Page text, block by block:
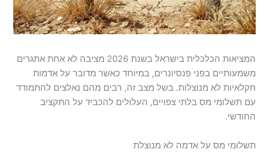
המציאות הכלכלית בישראל בשנת 2026 מציבה לא אחת אתגרים
משמעותיים בפני פנסיונרים, במיוחד כאשר מדובר על אדמות
חקלאיות לא מנוצלות. בשל מצב זה, רבים מהם נאלצים להתמודד
עם תשלומי מס בלתי צפויים, העלולים להכביד על התקציב
החודשי.
תשלומי מס על אדמה לא מנוצלת